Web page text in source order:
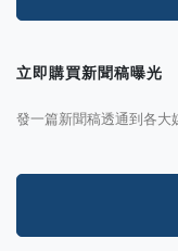
立即購買新聞稿曝光
發一篇新聞稿透通到各大